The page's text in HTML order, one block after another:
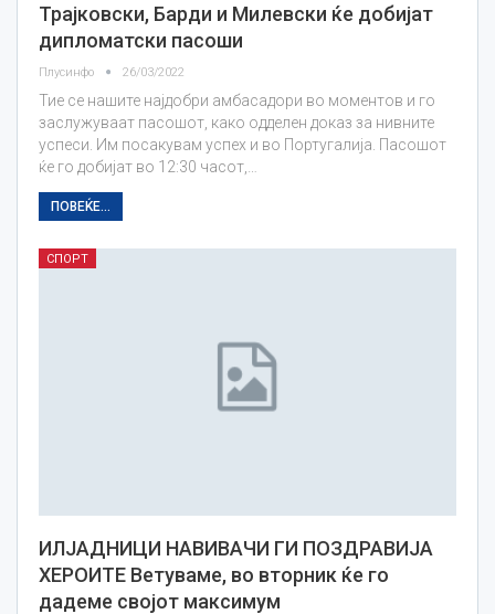
Трајковски, Барди и Милевски ќе добијат
дипломатски пасоши
Плусинфо 26/03/2022
Тие се нашите најдобри амбасадори во моментов и го
заслужуваат пасошот, како одделен доказ за нивните
успеси. Им посакувам успех и во Португалија. Пасошот
ќе го добијат во 12:30 часот,…
ПОВЕЌЕ...
СПОРТ
ИЛЈАДНИЦИ НАВИВАЧИ ГИ ПОЗДРАВИЈА
ХЕРОИТЕ Ветуваме, во вторник ќе го
дадеме својот максимум